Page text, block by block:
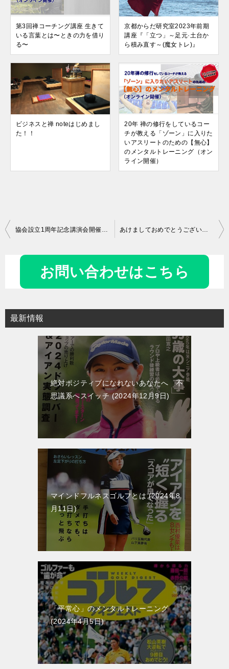
第3回禅コーチング講座 生きて
いる言葉とは〜ときの力を借り
る〜
京都からだ研究室2023年前期
講座『「立つ」～足元·土台か
ら積み直す～(魔女トレ)』
ビジネスと禅 noteはじめまし
た！！
20年 禅の修行をしているコー
チが教える「ゾーン」に入りた
いアスリートのための【無心】
のメンタルトレーニング（オン
ライン開催）
投
ー
シ
協会設立1周年記念講演会開催報告 あけましておめでとうございます
お問い合わせはこちら
最新情報
絶対ポジティブになれないあなたへ 不
思議系へスイッチ
2024年12月9日
マインドフルネスゴルフとは
2024年8
月11日
「平常心」のメンタルトレーニング
2024年4月5日